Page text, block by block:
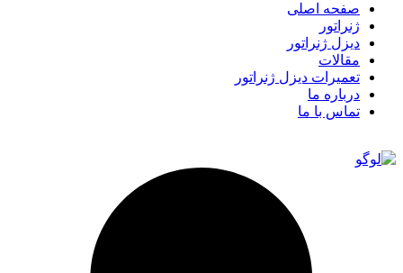
صفحه اصلی
ژنراتور
دیزل ژنراتور
مقالات
تعمیرات دیزل ژنراتور
درباره ما
تماس با ما